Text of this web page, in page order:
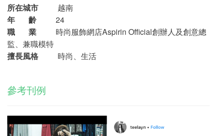
所在城市 越南
年 齡24
職 業 時尚服飾網店Aspirin Official創辦人及創意總
監、兼職模特
擅長風格 時尚、生活
參考刊例